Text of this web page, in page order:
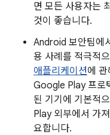
면 모든 사용자는
것이 좋습니다.
Android 보안팀에
용 사례를 적극적
애플리케이션에
Google Play 프로
된 기기에 기본적
Play 외부에서 가
요합니다.